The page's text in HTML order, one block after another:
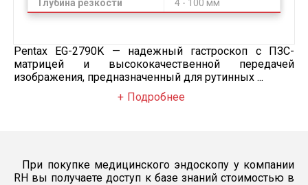
Глубина резкости
4 - 100 мм
Pentax EG-2790K — надежный гастроскоп с ПЗС-
матрицей и высококачественной передачей
изображения, предназначенный для рутинных ...
Подробнее
При покупке медицинского эндоскопу у компании
RH вы получаете доступ к базе знаний стоимостью в